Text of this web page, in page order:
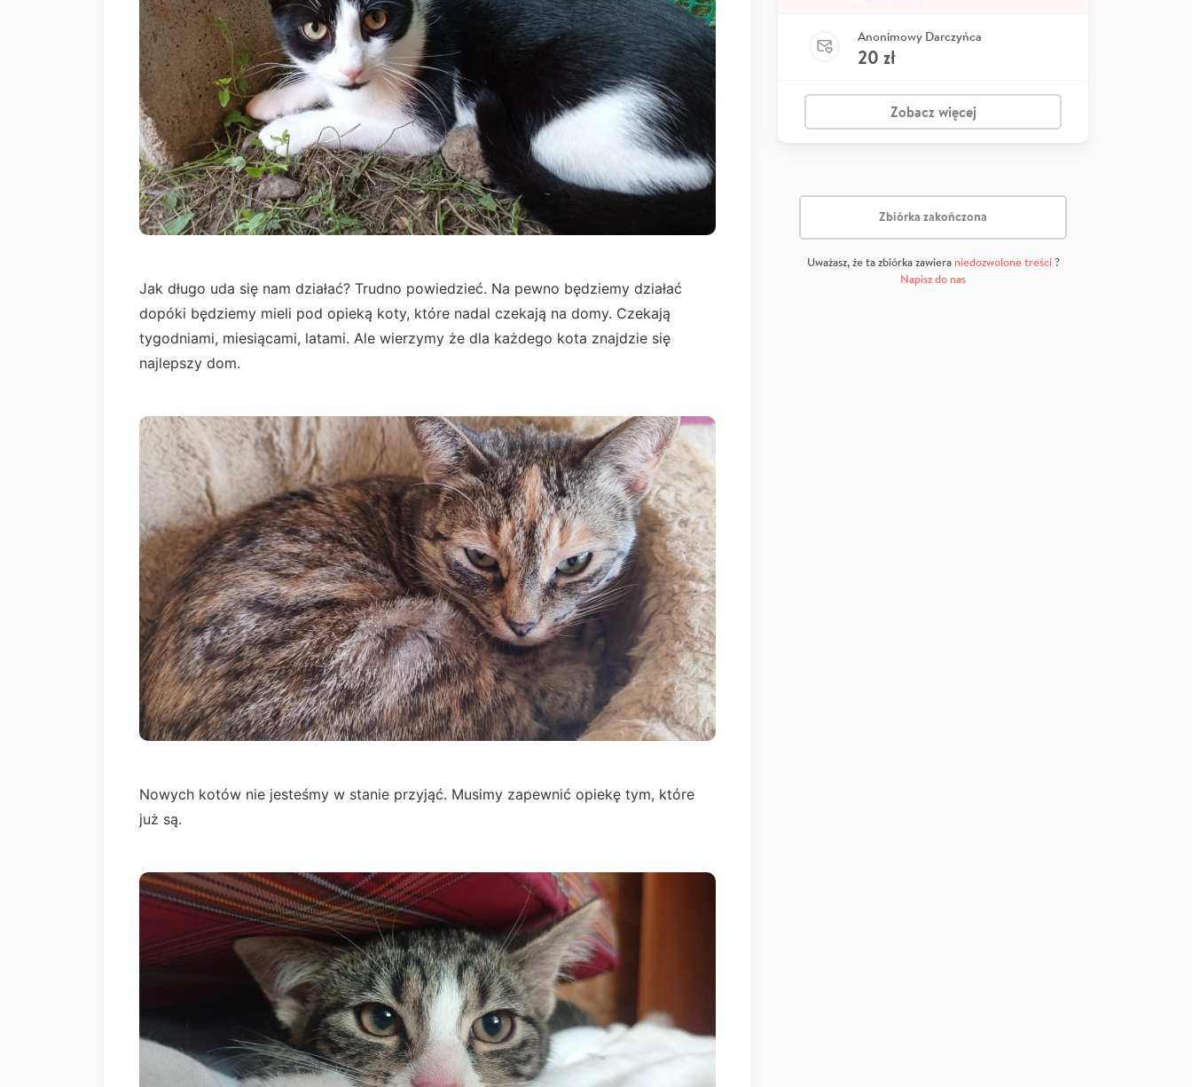
Jak długo uda się nam działać? Trudno powiedzieć. Na pewno będziemy działać
dopóki będziemy mieli pod opieką koty, które nadal czekają na domy. Czekają
tygodniami, miesiącami, latami. Ale wierzymy że dla każdego kota znajdzie się
najlepszy dom.
Nowych kotów nie jesteśmy w stanie przyjąć. Musimy zapewnić opiekę tym, które
już są.
Anonimowy Darczyńca
20 zł
Zobacz więcej
Zbiórka zakończona
Uważasz, że ta zbiórka zawiera niedozwolone treści?
Napisz do nas